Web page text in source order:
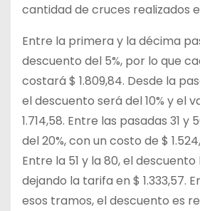
cantidad de cruces realizados
Entre la primera y la décima
descuento del 5%, por lo que
costará $ 1.809,84. Desde la
el descuento será del 10% y el
1.714,58. Entre las pasadas 31 y
del 20%, con un costo de $
Entre la 51 y la 80, el descuento
dejando la tarifa en $ 1.333,57.
esos tramos, el descuento es